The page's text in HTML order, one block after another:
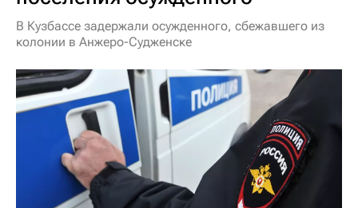
В Кузбассе задержали осужденного, сбежавшего из
колонии в Анжеро-Судженске